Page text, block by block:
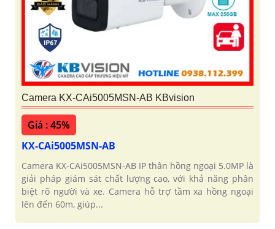
Camera KX-CAi5005MSN-AB KBvision
Giá : 45%
KX-CAi5005MSN-AB
Camera KX-CAi5005MSN-AB IP thân hồng ngoại 5.0MP là
giải pháp giám sát chất lượng cao, với khả năng phân
biệt rõ người và xe. Camera hỗ trợ tầm xa hồng ngoại
lên đến 60m, giúp...